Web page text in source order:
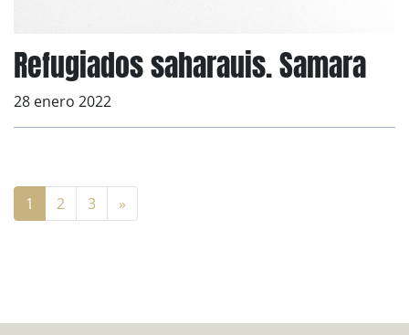
Refugiados saharauis. Samara
28 enero 2022
1 2 3 »